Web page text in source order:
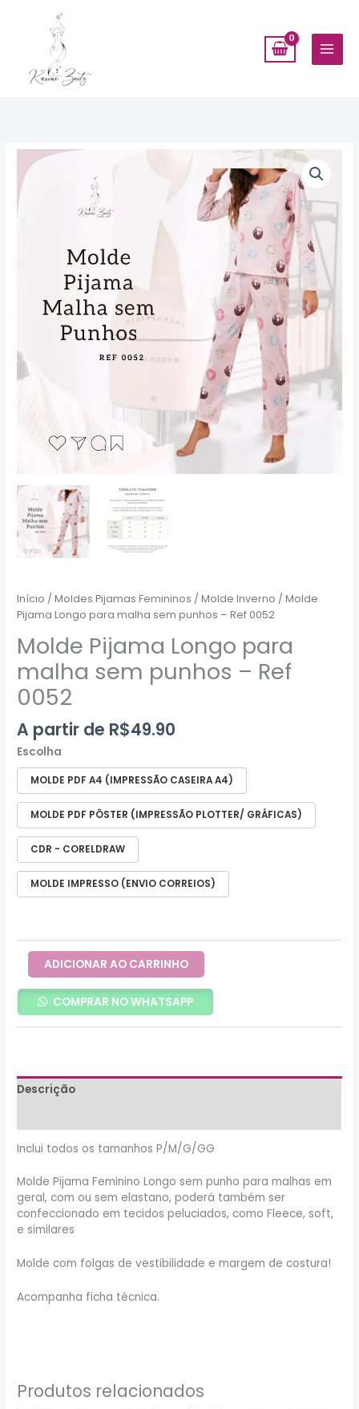
conteúdo
Início /Moldes Pijamas Femininos /Molde Inverno / Molde
Pijama Longo para malha sem punhos – Ref 0052
Molde Pijama Longo para
malha sem punhos – Ref
0052
A partir de R$49.90
Escolha
MOLDE PDF A4 (IMPRESSÃO CASEIRA A4)
MOLDE PDF PÔSTER (IMPRESSÃO PLOTTER/ GRÁFICAS)
CDR - CORELDRAW
MOLDE IMPRESSO (ENVIO CORREIOS)
Molde
Pijama
Longo
para
0052
quantidade
ADICIONAR AO CARRINHO
COMPRAR NO WHATSAPP
Descrição
Inclui todos os tamanhos P/M/G/GG
Molde Pijama Feminino Longo sem punho para malhas em
geral, com ou sem elastano, poderá também ser
confeccionado em tecidos peluciados, como Fleece, soft,
e similares
Molde com folgas de vestibilidade e margem de costura!
Acompanha ficha técnica.
Produtos relacionados